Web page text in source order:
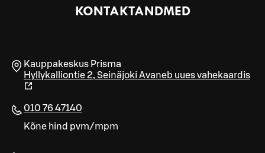
KONTAKTANDMED
Kauppakeskus Prisma
Hyllykalliontie 2, Seinäjoki Avaneb uues vahekaardis
010 76 47140
Kõne hind pvm/mpm